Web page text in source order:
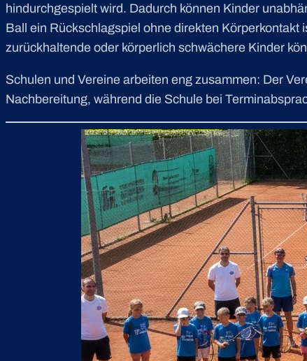
hindurchgespielt wird. Dadurch können Kinder
Ball ein Rückschlagspiel ohne direkten
zurückhaltende oder körperlich schwächere Kinder
Schulen und Vereine arbeiten eng zusammen: Der
Nachbereitung, während die Schule bei